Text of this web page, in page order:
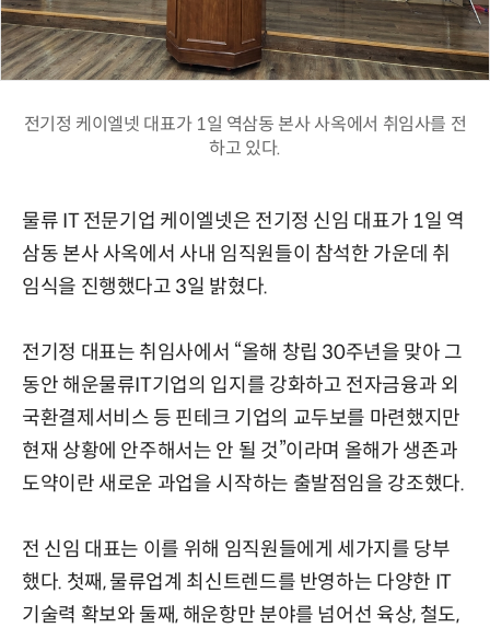
전기정 케이엘넷 대표가 1일 역삼동 본사 사옥에서 취임사를 전
하고 있다.
물류 IT 전문기업 케이엘넷은 전기정 신임 대표가 1일 역
삼동 본사 사옥에서 사내 임직원들이 참석한 가운데 취
임식을 진행했다고 3일 밝혔다.
전기정 대표는 취임사에서 “올해 창립 30주년을 맞아 그
동안 해운물류IT기업의 입지를 강화하고 전자금융과 외
국환결제서비스 등 핀테크 기업의 교두보를 마련했지만
현재 상황에 안주해서는 안 될 것”이라며 올해가 생존과
도약이란 새로운 과업을 시작하는 출발점임을 강조했다.
전 신임 대표는 이를 위해 임직원들에게 세가지를 당부
했다. 첫째, 물류업계 최신트렌드를 반영하는 다양한 IT
기술력 확보와 둘째, 해운항만 분야를 넘어선 육상, 철도,